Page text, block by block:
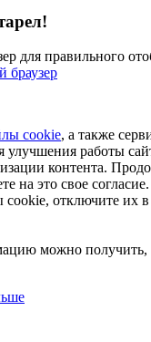
для правильного
браузер
cookie, а также
работы
контента.
на это свое
cookie, отключите их
можно получить,